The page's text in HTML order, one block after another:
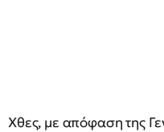
Χθες, με απόφαση της